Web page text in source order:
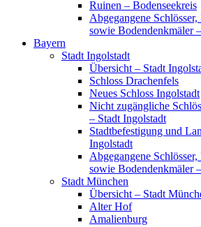
Ruinen – Bodenseekreis
Abgegangene
sowie Bodendenkmäler
Bayern
Stadt Ingolstadt
Übersicht – Stadt
Schloss Drachenfels
Neues Schloss Ingolstadt
Nicht zugängliche
– Stadt Ingolstadt
Stadtbefestigung und
Ingolstadt
Abgegangene
sowie Bodendenkmäler
Stadt München
Übersicht – Stadt
Alter Hof
Amalienburg